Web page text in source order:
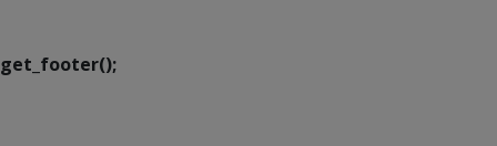
get_footer();